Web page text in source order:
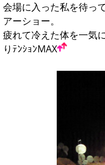
会場に入った私を待っ
アーショー。
疲れて冷えた体を一気
りﾃﾝｼｮﾝMAX